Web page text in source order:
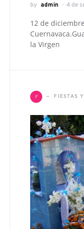
by admin 4 de
12 de
la Virgen
F FIESTAS